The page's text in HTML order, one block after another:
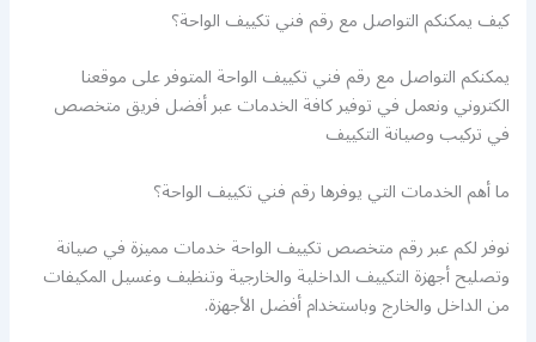
كيف يمكنكم التواصل مع رقم فني تكييف الواحة؟
يمكنكم التواصل مع رقم فني تكييف الواحة المتوفر على موقعنا
الكتروني ونعمل في توفير كافة الخدمات عبر أفضل فريق متخصص
في تركيب وصيانة التكييف
ما أهم الخدمات التي يوفرها رقم فني تكييف الواحة؟
نوفر لكم عبر رقم متخصص تكييف الواحة خدمات مميزة في صيانة
وتصليح أجهزة التكييف الداخلية والخارجية وتنظيف وغسيل المكيفات
من الداخل والخارج وباستخدام أفضل الأجهزة.